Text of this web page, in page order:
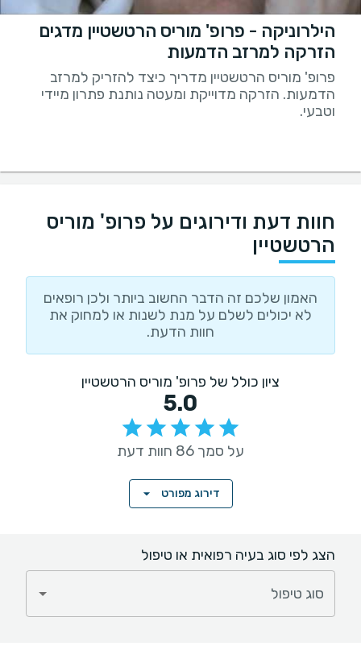
הילרוניקה - פרופ' מוריס הרטשטיין מדגים
הזרקה למרזב הדמעות
פרופ' מוריס הרטשטיין מדריך כיצד להזריק למרזב
הדמעות. הזרקה מדוייקת ומעטה נותנת פתרון מיידי
וטבעי.
חוות דעת ודירוגים על פרופ' מוריס
הרטשטיין
האמון שלכם זה הדבר החשוב ביותר ולכן רופאים
לא יכולים לשלם על מנת לשנות או למחוק את
חוות הדעת.
ציון כולל של פרופ' מוריס הרטשטיין
5.0
על סמך 86 חוות דעת
דירוג מפורט
הצג לפי סוג בעיה רפואית או טיפול
סוג טיפול